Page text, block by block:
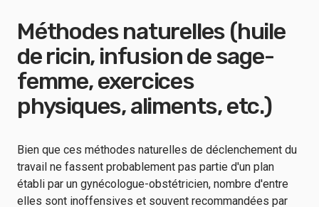
Méthodes naturelles (huile
de ricin, infusion de sage-
femme, exercices
physiques, aliments, etc.)
Bien que ces méthodes naturelles de déclenchement du
travail ne fassent probablement pas partie d'un plan
établi par un gynécologue-obstétricien, nombre d'entre
elles sont inoffensives et souvent recommandées par